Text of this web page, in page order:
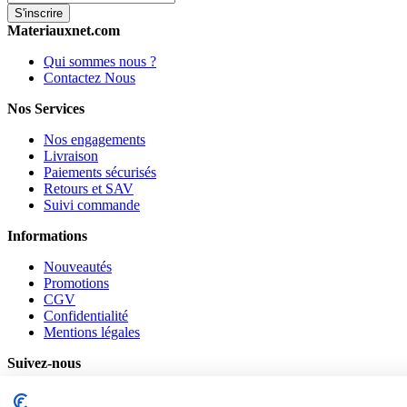
S'inscrire
Materiauxnet.com
Qui sommes nous ?
Contactez Nous
Nos Services
Nos engagements
Livraison
Paiements sécurisés
Retours et SAV
Suivi commande
Informations
Nouveautés
Promotions
CGV
Confidentialité
Mentions légales
Suivez-nous